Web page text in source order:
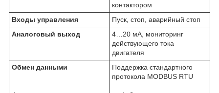
контактором
Входы управления
Пуск, стоп, аварийный стоп
Аналоговый выход
4…20 мА, мониторинг
действующего тока
двигателя
Обмен данными
Поддержка стандартного
протокола MODBUS RTU